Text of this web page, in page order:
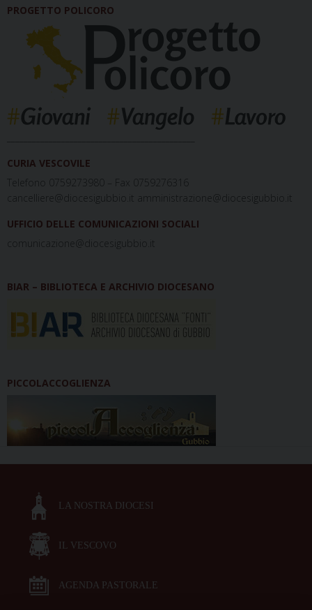
PROGETTO POLICORO
CURIA VESCOVILE
Telefono 0759273980 – Fax 0759276316
cancelliere@diocesigubbio.it amministrazione@diocesigubbio.it
UFFICIO DELLE COMUNICAZIONI SOCIALI
comunicazione@diocesigubbio.it
BIAR – BIBLIOTECA E ARCHIVIO DIOCESANO
PICCOLACCOGLIENZA
LA NOSTRA DIOCESI
IL VESCOVO
AGENDA PASTORALE